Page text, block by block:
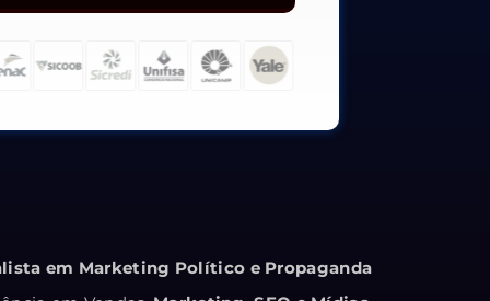
em Marketing Político e Propaganda